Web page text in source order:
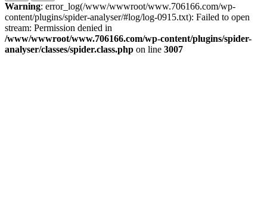
Warning: error_log(/www/wwwroot/www.706166.com/wp-
content/plugins/spider-analyser/#log/log-0915.txt): Failed to open
stream: Permission denied in
/www/wwwroot/www.706166.com/wp-content/plugins/spider-
analyser/classes/spider.class.php on line 3007